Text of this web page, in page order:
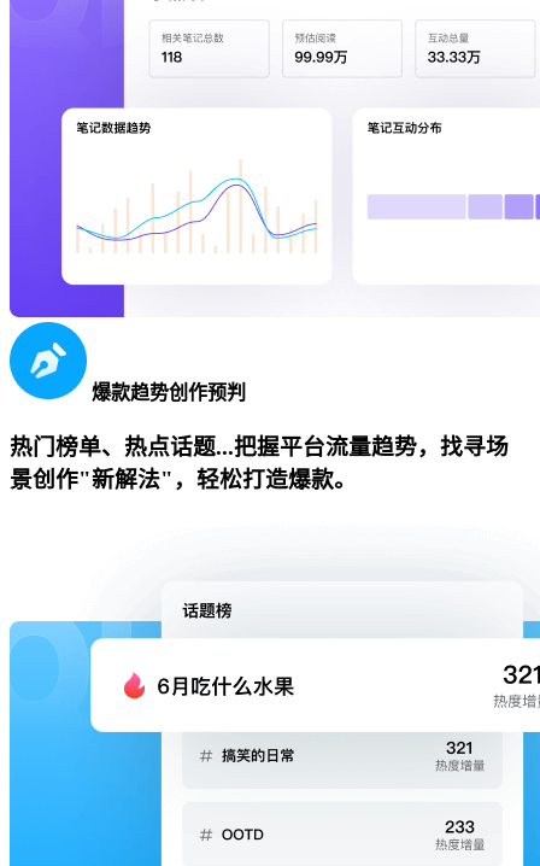
爆款趋势创作预判
热门榜单、热点话题...把握平台流量趋势，找寻场
景创作"新解法"，轻松打造爆款。